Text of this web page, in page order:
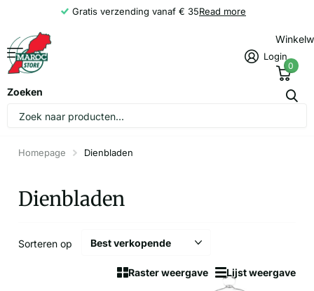
Gratis verzending vanaf € 35Read more
Zoeken
Login
0
Homepage Dienbladen
Dienbladen
Raster weergave Lijst weergave
Sorteren op